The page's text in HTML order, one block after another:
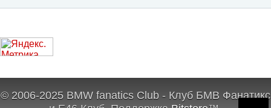
© 2006-2025 BMW fanatics Club - Клуб БМВ Фанатикс